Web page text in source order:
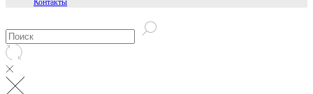
Контакты